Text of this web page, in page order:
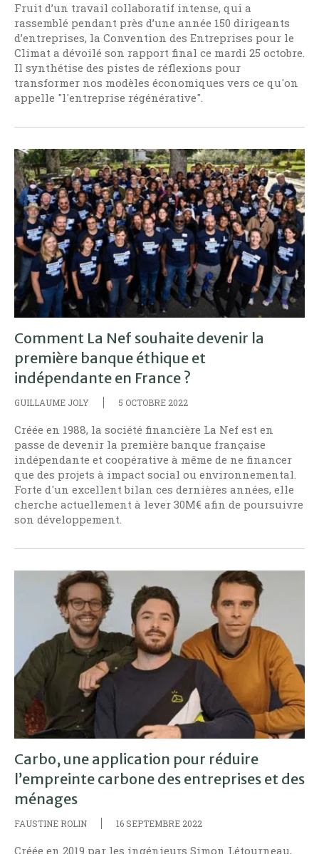
Fruit d’un travail collaboratif intense, qui a
rassemblé pendant près d’une année 150 dirigeants
d’entreprises, la Convention des Entreprises pour le
Climat a dévoilé son rapport final ce mardi 25 octobre.
Il synthétise des pistes de réflexions pour
transformer nos modèles économiques vers ce qu'on
appelle "l'entreprise régénérative".
Comment La Nef souhaite devenir la
première banque éthique et
indépendante en France ?
GUILLAUME JOLY 5 OCTOBRE 2022
Créée en 1988, la société financière La Nef est en
passe de devenir la première banque française
indépendante et coopérative à même de ne financer
que des projets à impact social ou environnemental.
Forte d'un excellent bilan ces dernières années, elle
cherche actuellement à lever 30M€ afin de poursuivre
son développement.
Carbo, une application pour réduire
l’empreinte carbone des entreprises et des
ménages
FAUSTINE ROLIN 16 SEPTEMBRE 2022
Créée en 2019 par les ingénieurs Simon Létourneau,